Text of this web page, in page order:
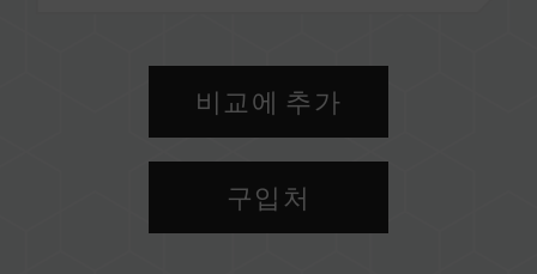
호환되는 플랫폼 관련 정보는'호환성 검색'
해 확인하실 수 있습니다.
메모리 제품을 구매하기 전에, 반드시 메인보드
비교에 추가
구입처